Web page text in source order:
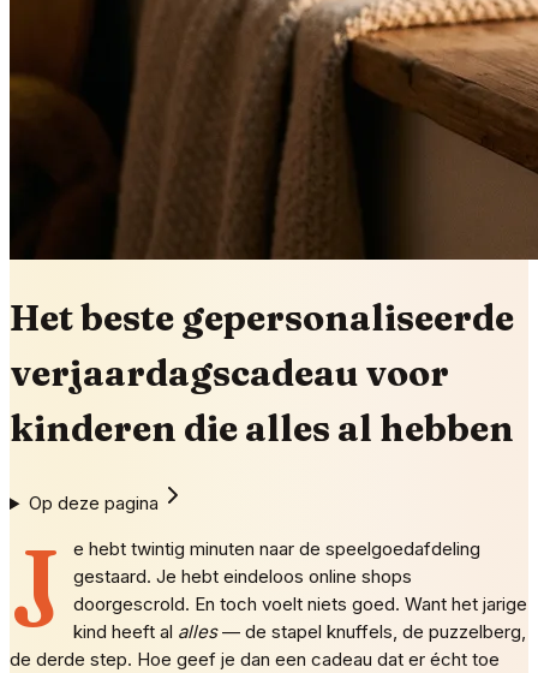
Het beste gepersonaliseerde
verjaardagscadeau voor
kinderen die alles al hebben
Op deze pagina
J
e hebt twintig minuten naar de speelgoedafdeling
gestaard. Je hebt eindeloos online shops
doorgescrold. En toch voelt niets goed. Want het jarige
kind heeft al alles— de stapel knuffels, de puzzelberg,
de derde step. Hoe geef je dan een cadeau dat er écht toe